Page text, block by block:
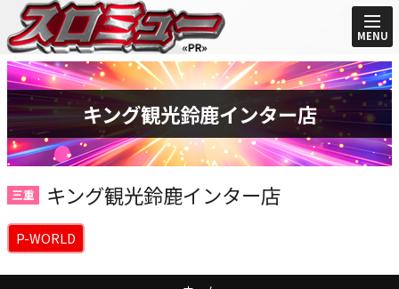
MENU
キング観光鈴鹿インター店
三重 キング観光鈴鹿インター店
P-WORLD